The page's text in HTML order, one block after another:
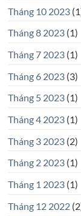
Tháng 10 2023
Tháng 8 2023(1)
Tháng 7 2023(1)
Tháng 6 2023(3)
Tháng 5 2023(1)
Tháng 4 2023(1)
Tháng 3 2023(2)
Tháng 2 2023(1)
Tháng 1 2023(1)
Tháng 12 2022